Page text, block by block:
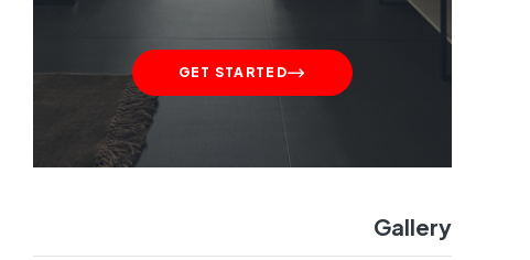
GET STARTED
Gallery